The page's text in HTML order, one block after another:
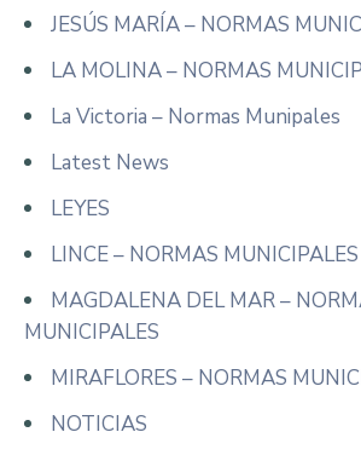
JESÚS MARÍA – NORMAS
LA MOLINA – NORMAS
La Victoria – Normas Munipales
Latest News
LEYES
LINCE – NORMAS MUNICIPALES
MAGDALENA DEL MAR –
MUNICIPALES
MIRAFLORES – NORMAS
NOTICIAS